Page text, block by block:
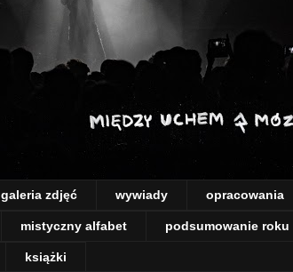
galeria zdjęć wywiady opracowania
mistyczny alfabet podsumowanie roku
książki